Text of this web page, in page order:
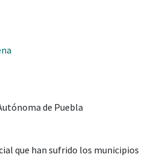
de Puebla
que han sufrido los municipios